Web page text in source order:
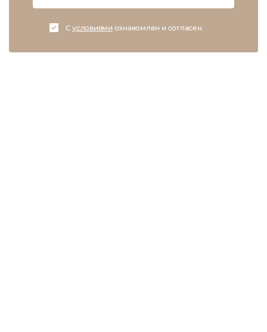
Cусловиямиознакомлен и согласен